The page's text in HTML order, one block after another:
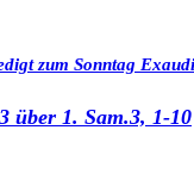
über 1. Sam.3, 1-10